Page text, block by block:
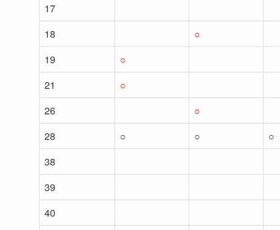
17
18
○
19
○
21
○
26
○
28
○ ○ ○
38
39
40